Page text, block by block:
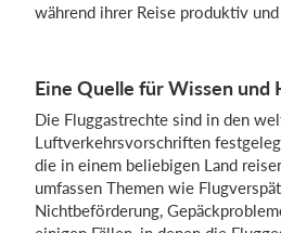
während ihrer Reise produktiv
Eine Quelle für Wissen und
Die Fluggastrechte sind in den
Luftverkehrsvorschriften
die in einem beliebigen Land
umfassen Themen wie
Nichtbeförderung,